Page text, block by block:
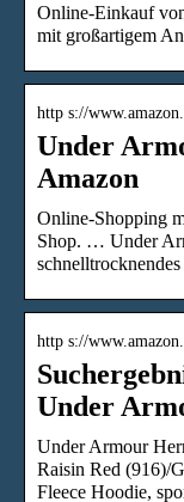
Online-Einkauf
mit großartigem
http s://
Under
Amazon
Online-Shopping
Shop. … Under
http s://
Under
Under Armour
Raisin Red (916)/
Fleece Hoodie,